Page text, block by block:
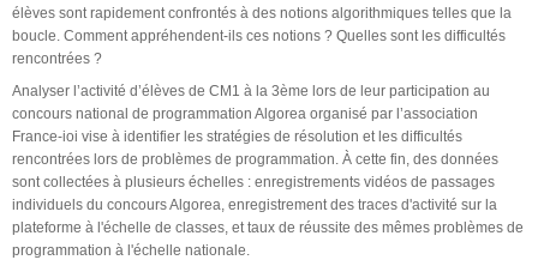
élèves sont rapidement confrontés à des notions algorithmiques telles que la
boucle. Comment appréhendent-ils ces notions ? Quelles sont les difficultés
rencontrées ?
Analyser l’activité d’élèves de CM1 à la 3ème lors de leur participation au
concours national de programmation Algorea organisé par l’association
France-ioi vise à identifier les stratégies de résolution et les difficultés
rencontrées lors de problèmes de programmation. À cette fin, des données
sont collectées à plusieurs échelles : enregistrements vidéos de passages
individuels du concours Algorea, enregistrement des traces d'activité sur la
plateforme à l'échelle de classes, et taux de réussite des mêmes problèmes de
programmation à l'échelle nationale.